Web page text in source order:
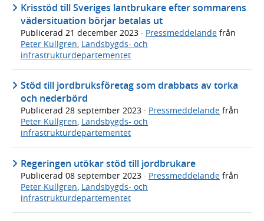
Krisstöd till Sveriges lantbrukare efter sommarens
vädersituation börjar betalas ut
Publicerad 21 december 2023 · Pressmeddelande från
Peter Kullgren Landsbygds- och
infrastrukturdepartementet
Stöd till jordbruksföretag som drabbats av torka
och nederbörd
Publicerad 28 september 2023 · Pressmeddelande från
Peter Kullgren, Landsbygds- och
infrastrukturdepartementet
Regeringen utökar stöd till jordbrukare
Publicerad 08 september 2023 · Pressmeddelande från
Peter Kullgren, Landsbygds- och
infrastrukturdepartementet